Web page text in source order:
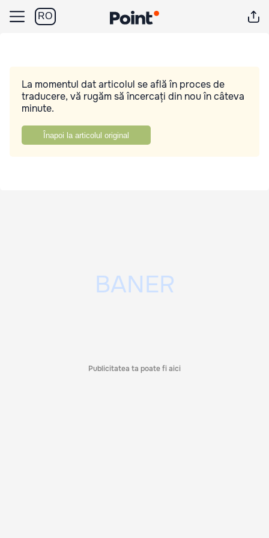
RO
La momentul dat articolul se află în proces de
traducere, vă rugăm să încercați din nou în câteva
minute.
Înapoi la articolul original
Publicitatea ta poate fi aici